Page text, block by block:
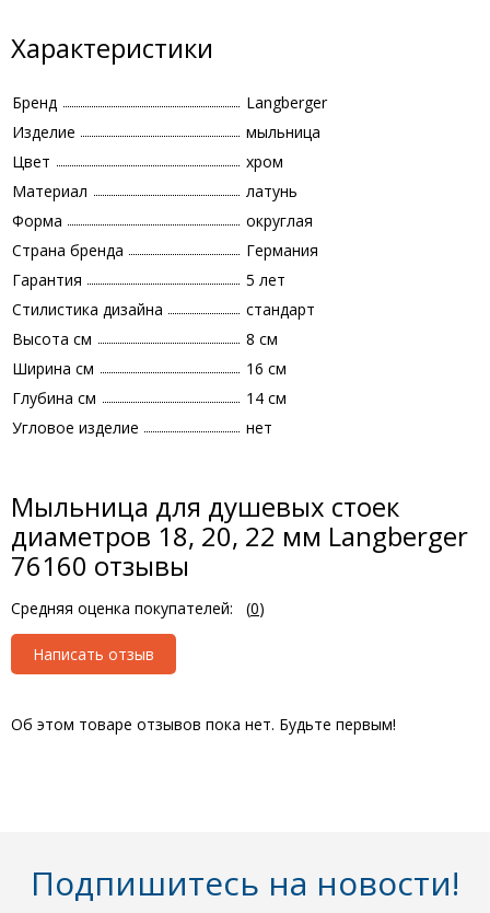
Характеристики
Бренд
Langberger
Изделие
мыльница
Цвет
хром
Материал
латунь
Форма
округлая
Страна бренда
Германия
Гарантия
5 лет
Стилистика дизайна
стандарт
Высота см
8 см
Ширина см
16 см
Глубина см
14 см
Угловое изделие
нет
Мыльница для душевых стоек
диаметров 18, 20, 22 мм Langberger
76160 отзывы
Средняя оценка покупателей: (0)
Написать отзыв
Об этом товаре отзывов пока нет. Будьте первым!
Подпишитесь на новости!